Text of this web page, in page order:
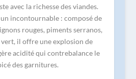
avec la richesse des viandes.
incontournable : composé de
rouges, piments serranos,
il offre une explosion de
acidité qui contrebalance le
des garnitures.